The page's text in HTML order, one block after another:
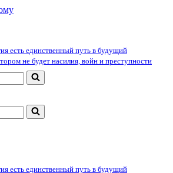
есть единственный путь в будущий
не будет насилия, войн и преступности
есть единственный путь в будущий